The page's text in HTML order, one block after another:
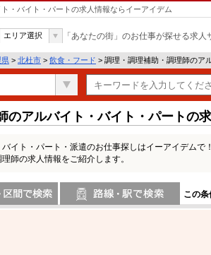
・バイト・パートの求人情報ならイーアイデム
エリア選択 「あなたの街」のお仕事が探せる求人
県 > 北杜市 > 飲食・フード > 調理・調理補助・調理師のア
のアルバイト・バイト・パートの
イト・パート・派遣のお仕事探しはイーアイデムで！
師の求人情報をご紹介します。
この条